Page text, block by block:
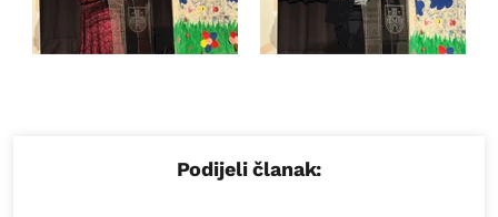
Podijeli članak: